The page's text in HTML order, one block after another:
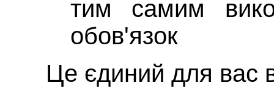
тим самим
обов'язок
Це єдиний для вас